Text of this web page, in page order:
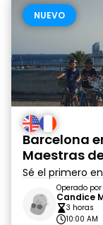
NUEVO
Barcelona
Maestras
Sé el primero
Operado por
Candice
3 horas
10:00 AM